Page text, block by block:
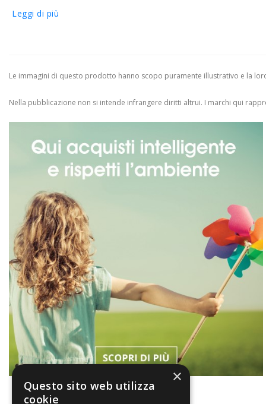
Leggi di più
Le immagini di questo prodotto hanno scopo puramente illustrativo e la
Nella pubblicazione non si intende infrangere diritti altrui. I marchi qui
×
Questo sito web utilizza
cookie